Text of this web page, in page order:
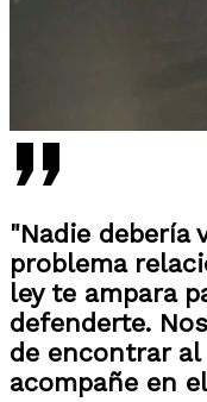
"Nadie debería
problema
ley te ampara
defenderte.
de encontrar
acompañe en